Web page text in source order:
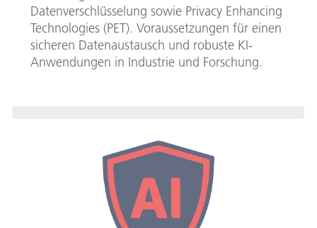
Datenverschlüsselung sowie Privacy Enhancing
Technologies (PET). Voraussetzungen für einen
sicheren Datenaustausch und robuste KI-
Anwendungen in Industrie und Forschung.